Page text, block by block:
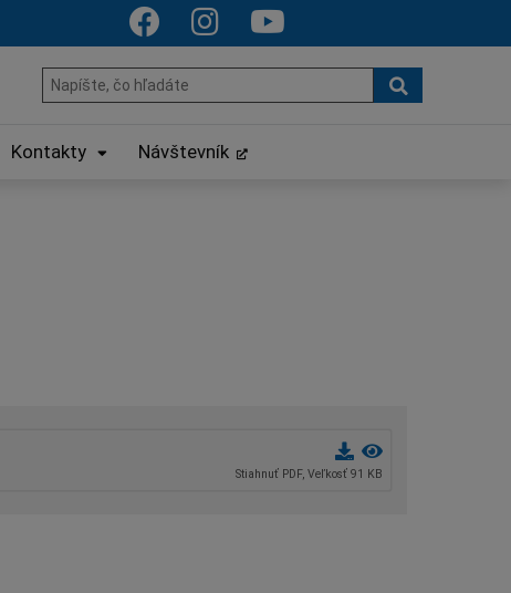
Hľadať:
Kontakty Návštevník
Stiahnuť PDF, Veľkosť 91 KB